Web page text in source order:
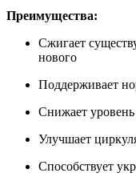
Преимущества:
Сжигает
нового
Поддерживает
Снижает уровень
Улучшает
Способствует